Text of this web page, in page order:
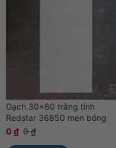
Gạch 30×60 trắng tinh
Redstar 36850 men bóng
0 ₫ 0₫